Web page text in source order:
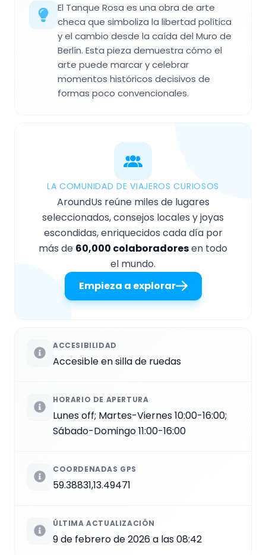
El Tanque Rosa es una obra de arte
checa que simboliza la libertad política
y el cambio desde la caída del Muro de
Berlín. Esta pieza demuestra cómo el
arte puede marcar y celebrar
momentos históricos decisivos de
formas poco convencionales.
LA COMUNIDAD DE VIAJEROS CURIOSOS
AroundUs reúne miles de lugares
seleccionados, consejos locales y joyas
escondidas, enriquecidos cada día por
más de 60,000 colaboradoresen todo
el mundo.
Empieza a explorar
ACCESIBILIDAD
Accesible en silla de ruedas
HORARIO DE APERTURA
Lunes off; Martes-Viernes 10:00-16:00;
Sábado-Domingo 11:00-16:00
COORDENADAS GPS
59.38831,13.49471
ÚLTIMA ACTUALIZACIÓN
9 de febrero de 2026 a las 08:42